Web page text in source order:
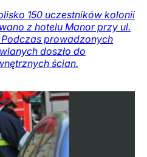
150 uczestników kolonii
z hotelu Manor przy ul.
prowadzonych
doszło do
ścian.